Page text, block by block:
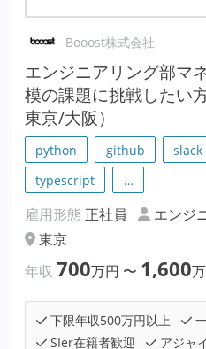
Booost株式会社
エンジニアリング部マ
模の課題に挑戦したい
東京/大阪）
python github slack
typescript
…
雇用形態 正社員
エンジ
東京
年収 700万円 〜 1,600
下限年収500万円以上
SIer在籍者歓迎
アジャ